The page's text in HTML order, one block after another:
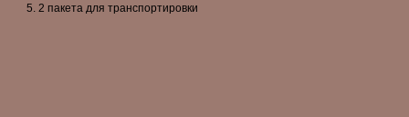
2 пакета для транспортировки